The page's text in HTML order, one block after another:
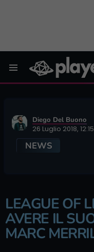
Diego Del Buono
26 Luglio 2018, 12:15
NEWS
LEAGUE OF
AVERE IL
MARC